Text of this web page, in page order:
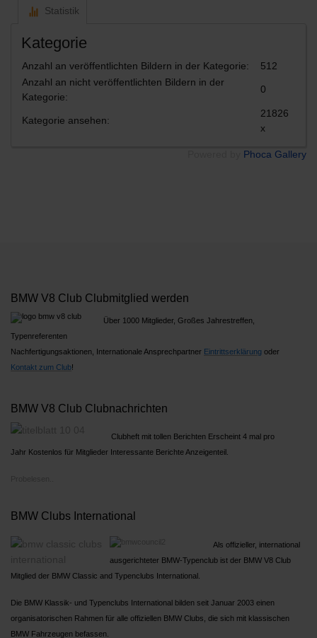
Statistik
Kategorie
Anzahl an veröffentlichten Bildern in der Kategorie:
512
Anzahl an nicht veröffentlichten Bildern in der
Kategorie:
0
Kategorie ansehen:
21826
x
Phoca Gallery
BMW V8 Club Clubmitglied werden
Über 1000 Mitglieder, Großes Jahrestreffen,
Typenreferenten
Nachfertigungsaktionen, Internationale Ansprechpartner Eintrittserklärung oder
Kontakt zum Club!
BMW V8 Club Clubnachrichten
Clubheft mit tollen Berichten Erscheint 4 mal pro
Jahr Kostenlos für Mitglieder Interessante Berichte Anzeigenteil.
BMW Clubs International
Als offizieller, international
ausgerichteter BMW-Typenclub ist der BMW V8 Club
Mitglied der BMW Classic and Typenclubs International.
Die BMW Klassik- und Typenclubs International bilden seit Januar 2003 einen
organisatorischen Rahmen für alle offiziellen BMW Clubs, die sich mit klassischen
BMW Fahrzeugen befassen.